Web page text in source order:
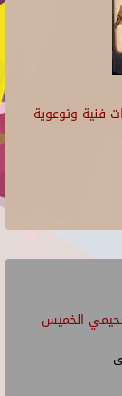
فنية وتوعوية
الخميس